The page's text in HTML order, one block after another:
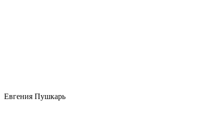
Евгения Пушкарь